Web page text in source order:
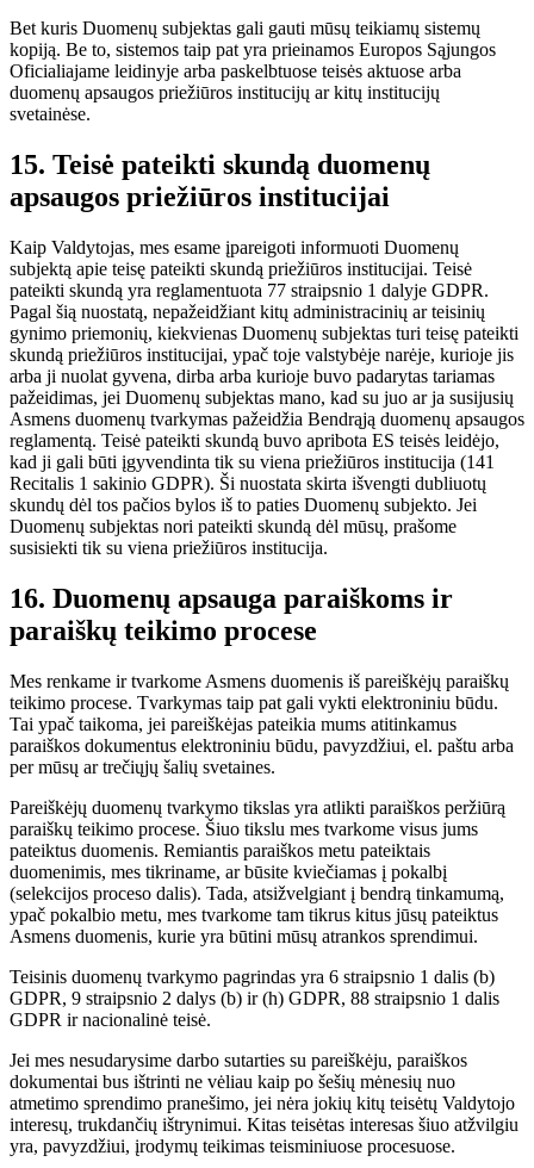
Bet kuris Duomenų subjektas gali gauti mūsų teikiamų sistemų
kopiją. Be to, sistemos taip pat yra prieinamos Europos Sąjungos
Oficialiajame leidinyje arba paskelbtuose teisės aktuose arba
duomenų apsaugos priežiūros institucijų ar kitų institucijų
svetainėse.
15. Teisė pateikti skundą duomenų
apsaugos priežiūros institucijai
Kaip Valdytojas, mes esame įpareigoti informuoti Duomenų
subjektą apie teisę pateikti skundą priežiūros institucijai. Teisė
pateikti skundą yra reglamentuota 77 straipsnio 1 dalyje GDPR.
Pagal šią nuostatą, nepažeidžiant kitų administracinių ar teisinių
gynimo priemonių, kiekvienas Duomenų subjektas turi teisę pateikti
skundą priežiūros institucijai, ypač toje valstybėje narėje, kurioje jis
arba ji nuolat gyvena, dirba arba kurioje buvo padarytas tariamas
pažeidimas, jei Duomenų subjektas mano, kad su juo ar ja susijusių
Asmens duomenų tvarkymas pažeidžia Bendrąją duomenų apsaugos
reglamentą. Teisė pateikti skundą buvo apribota ES teisės leidėjo,
kad ji gali būti įgyvendinta tik su viena priežiūros institucija (141
Recitalis 1 sakinio GDPR). Ši nuostata skirta išvengti dubliuotų
skundų dėl tos pačios bylos iš to paties Duomenų subjekto. Jei
Duomenų subjektas nori pateikti skundą dėl mūsų, prašome
susisiekti tik su viena priežiūros institucija.
16. Duomenų apsauga paraiškoms ir
paraiškų teikimo procese
Mes renkame ir tvarkome Asmens duomenis iš pareiškėjų paraiškų
teikimo procese. Tvarkymas taip pat gali vykti elektroniniu būdu.
Tai ypač taikoma, jei pareiškėjas pateikia mums atitinkamus
paraiškos dokumentus elektroniniu būdu, pavyzdžiui, el. paštu arba
per mūsų ar trečiųjų šalių svetaines.
Pareiškėjų duomenų tvarkymo tikslas yra atlikti paraiškos peržiūrą
paraiškų teikimo procese. Šiuo tikslu mes tvarkome visus jums
pateiktus duomenis. Remiantis paraiškos metu pateiktais
duomenimis, mes tikriname, ar būsite kviečiamas į pokalbį
(selekcijos proceso dalis). Tada, atsižvelgiant į bendrą tinkamumą,
ypač pokalbio metu, mes tvarkome tam tikrus kitus jūsų pateiktus
Asmens duomenis, kurie yra būtini mūsų atrankos sprendimui.
Teisinis duomenų tvarkymo pagrindas yra 6 straipsnio 1 dalis (b)
GDPR, 9 straipsnio 2 dalys (b) ir (h) GDPR, 88 straipsnio 1 dalis
GDPR ir nacionalinė teisė.
Jei mes nesudarysime darbo sutarties su pareiškėju, paraiškos
dokumentai bus ištrinti ne vėliau kaip po šešių mėnesių nuo
atmetimo sprendimo pranešimo, jei nėra jokių kitų teisėtų Valdytojo
interesų, trukdančių ištrynimui. Kitas teisėtas interesas šiuo atžvilgiu
yra, pavyzdžiui, įrodymų teikimas teisminiuose procesuose.